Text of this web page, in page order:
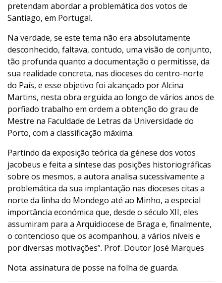
pretendam abordar a problemática dos votos de
Santiago, em Portugal.
Na verdade, se este tema não era absolutamente
desconhecido, faltava, contudo, uma visão de conjunto,
tão profunda quanto a documentação o permitisse, da
sua realidade concreta, nas dioceses do centro-norte
do País, e esse objetivo foi alcançado por Alcina
Martins, nesta obra erguida ao longo de vários anos de
porfiado trabalho em ordem a obtenção do grau de
Mestre na Faculdade de Letras da Universidade do
Porto, com a classificação máxima.
Partindo da exposição teórica da génese dos votos
jacobeus e feita a síntese das posições historiográficas
sobre os mesmos, a autora analisa sucessivamente a
problemática da sua implantação nas dioceses citas a
norte da linha do Mondego até ao Minho, a especial
importância económica que, desde o século XII, eles
assumiram para a Arquidiocese de Braga e, finalmente,
o contencioso que os acompanhou, a vários níveis e
por diversas motivações”. Prof. Doutor José Marques
Nota: assinatura de posse na folha de guarda.